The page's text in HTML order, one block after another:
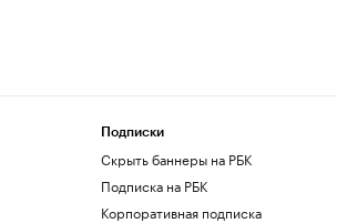
Подписки
Скрыть баннеры на РБК
Подписка на РБК
Корпоративная подписка